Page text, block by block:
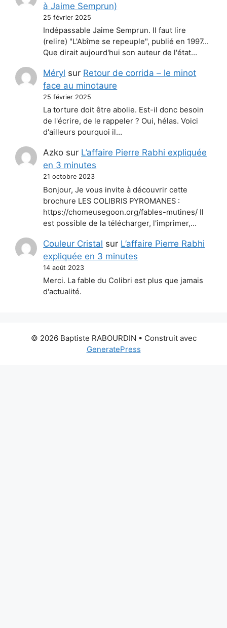
à Jaime Semprun)
25 février 2025
Indépassable Jaime Semprun. Il faut lire
(relire) "L'Abîme se repeuple", publié en 1997...
Que dirait aujourd'hui son auteur de l'état…
Méryl sur Retour de corrida – le minot
face au minotaure
25 février 2025
La torture doit être abolie. Est-il donc besoin
de l'écrire, de le rappeler ? Oui, hélas. Voici
d'ailleurs pourquoi il…
Azko sur L’affaire Pierre Rabhi expliquée
en 3 minutes
21 octobre 2023
Bonjour, Je vous invite à découvrir cette
brochure LES COLIBRIS PYROMANES :
https://chomeusegoon.org/fables-mutines/ Il
est possible de la télécharger, l'imprimer,…
Couleur Cristal sur L’affaire Pierre Rabhi
expliquée en 3 minutes
14 août 2023
Merci. La fable du Colibri est plus que jamais
d'actualité.
© 2026 Baptiste RABOURDIN • Construit avec
GeneratePress